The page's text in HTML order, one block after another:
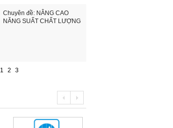
Chuyên đề: NÂNG CAO
NĂNG SUẤT CHẤT LƯỢNG
1 2 3